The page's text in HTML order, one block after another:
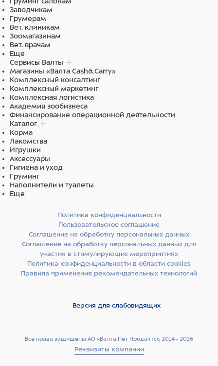
Заводчикам
Грумерам
Вет. клиникам
Зоомагазинам
Вет. врачам
Еще
Сервисы Валты
Магазины «Валта Cash&Carry»
Комплексный консалтинг
Комплексный маркетинг
Комплексная логистика
Академия зообизнеса
Финансирование операционной деятельности
Каталог
Корма
Лакомства
Игрушки
Аксессуары
Гигиена и уход
Груминг
Наполнители и туалеты
Еще
Все права защищены АО «Валта Пет Продактс», 2014 - 2026
Реквизиты компании
Политика конфиденциальности
Пользовательское соглашение
Соглашение на обработку персональных данных
Соглашение на обработку персональных данных для
участия в стимулирующих мероприятиях
Политика конфиденциальности в области cookies
Правила применения рекомендательных технологий
Версия для слабовидящих